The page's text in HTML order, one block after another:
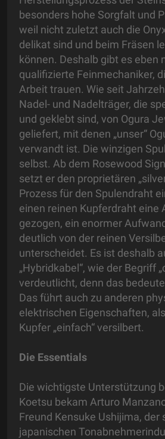
besonders hohe Sorgfalt und
weil nicht zuletzt auch die
delikat sind und beim Fräsen
können. Deshalb gibt es eben
qualifizierte Feinmechaniker,
Arbeit trauen. Wie seit
Nadel- und Nadelträger, die
und geklebt sind, von Ogura
geliefert, mit denen „unser“
verwandt ist. Die winzigen
selbst. Ab dem Rosewood
setzt er den proprietären
Prozess für den Spulendraht
einen reinen Kupferdraht eine
gezogen, ein enormer
deutlich von der reinen
unterscheidet. Es ist deshalb
„Hybridkabel“, wie der Begriff
verdeutlicht, denn das
Das führt auch zu anderen
elektrischen Eigenschaften,
Kupfer „einfach“ versilbert.
Die Essentials
Die wichtigste Unterstützung
Koetsu bekam Arturo
Freund Kensuke Ushijima, der
japanischen